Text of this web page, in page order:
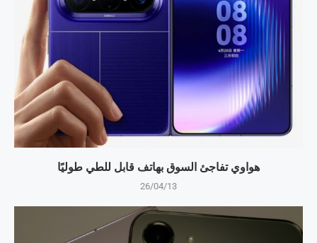
هواوي تفاجئ السوق بهاتف قابل للطي طوليًا
26/04/13